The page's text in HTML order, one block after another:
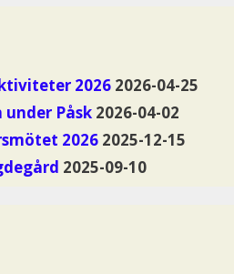
2026 2026-04-25
Påsk 2026-04-02
2026 2025-12-15
2025-09-10